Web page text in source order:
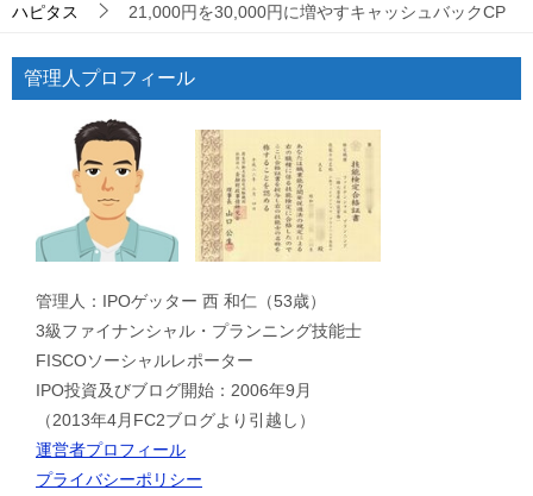
ハピタス
21,000円を30,000円に増やすキャッシュバックCP
管理人プロフィール
管理人：IPOゲッター 西 和仁（53歳）
3級ファイナンシャル・プランニング技能士
FISCOソーシャルレポーター
IPO投資及びブログ開始：2006年9月
（2013年4月FC2ブログより引越し）
運営者プロフィール
プライバシーポリシー